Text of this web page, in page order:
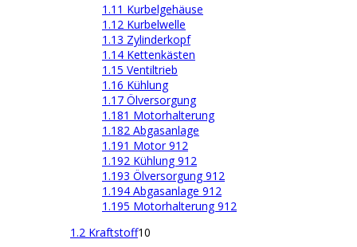
1.11 Kurbelgehäuse
1.12 Kurbelwelle
1.13 Zylinderkopf
1.14 Kettenkästen
1.15 Ventiltrieb
1.16 Kühlung
1.17 Ölversorgung
1.181 Motorhalterung
1.182 Abgasanlage
1.191 Motor 912
1.192 Kühlung 912
1.193 Ölversorgung 912
1.194 Abgasanlage 912
1.195 Motorhalterung 912
1.2 Kraftstoff10